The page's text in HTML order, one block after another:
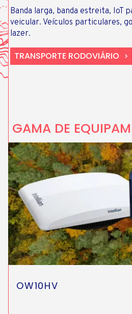
Banda larga, banda estreita, IoT
veicular. Veículos particulares,
lazer.
TRANSPORTE RODOVIÁRIO
GAMA DE
OW10HV